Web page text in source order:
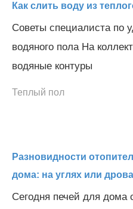
Как слить воду из
Советы специалиста по
водяного пола На
водяные контуры
Теплый пол
Разновидности
дома: на углях или
Сегодня печей для дома